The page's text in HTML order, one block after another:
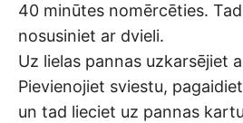
40 minūtes nomērcēties.
nosusiniet ar dvieli.
Uz lielas pannas uzkarsējiet
Pievienojiet sviestu,
un tad lieciet uz pannas